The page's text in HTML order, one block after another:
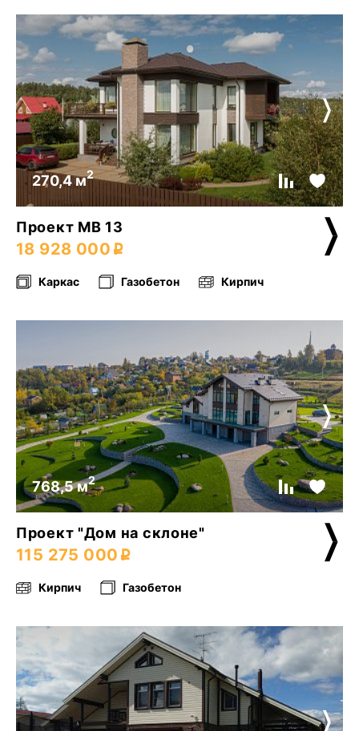
270,4 м2
Проект МВ 13
18 928 000
Каркас Газобетон Кирпич
768,5 м2
Проект "Дом на склоне"
115 275 000
Кирпич Газобетон